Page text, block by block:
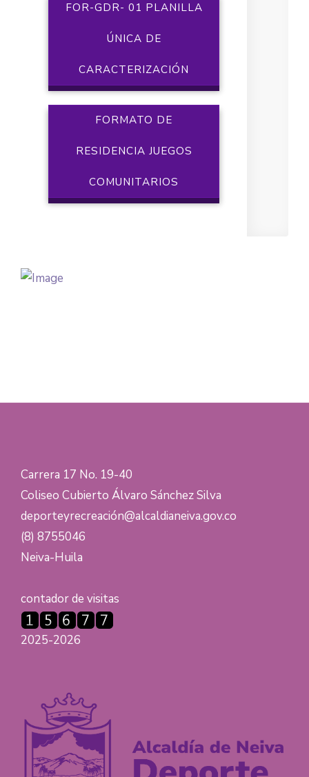
FOR-GDR- 01 PLANILLA
ÚNICA DE
CARACTERIZACIÓN
FORMATO DE
RESIDENCIA JUEGOS
COMUNITARIOS
Carrera 17 No. 19-40
Coliseo Cubierto Álvaro Sánchez Silva
deporteyrecreación@alcaldianeiva.gov.co
(8) 8755046
Neiva-Huila
contador de visitas
2025-2026